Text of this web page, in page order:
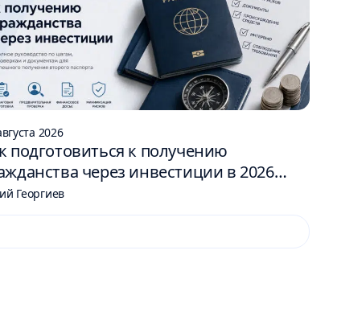
2026
подготовиться к получению
через инвестиции в 2026
6 шагов
Георгиев